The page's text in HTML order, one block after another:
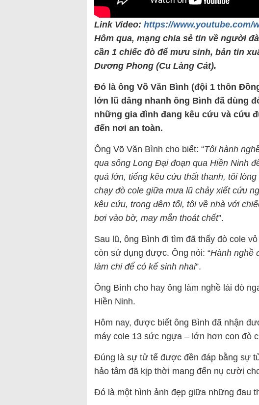
Link Video: https://www.youtube.com/
Hôm qua, mạng chia sẻ tin về người
cần 1 chiếc đò để mưu sinh, bản tin
Dương Phong (Cu Làng Cát).
Đó là ông Võ Văn Bình (đội 1 thôn
lớn lũ dâng nhanh ông Bình đã dùng
những gia đình đang kêu cứu và cứu
đến nơi an toàn.
Ông Võ Văn Bình cho biết: “Tôi hành
qua sông Long Đại đoạn qua Hiền Ninh
quá lớn, tiếng kêu cứu thất thanh, tôi
chạy đò cole giữa mưa lũ chảy xiết cứu
kêu cứu, trong đêm tối, tôi về nhà với
bơi vào bờ, may mắn thoát chết”.
Sau lũ, ông Bình đi tìm đã thấy đò cole
còn sử dụng được. Ông nói: “Hành nghề
làm chi để có kế sinh nhai”.
Ông Bình cho hay ông làm nghề lái đò
Hiền Ninh.
Hôm nay, được biết ông Bình đã nhận
máy cole 13 sức ngựa – lớn hơn con đò
Đúng là sự tử tế được đền đáp bằng sự
hảo tâm đã kịp thời mang đến nụ cười
Đó là một hình ảnh đẹp giữa những đau